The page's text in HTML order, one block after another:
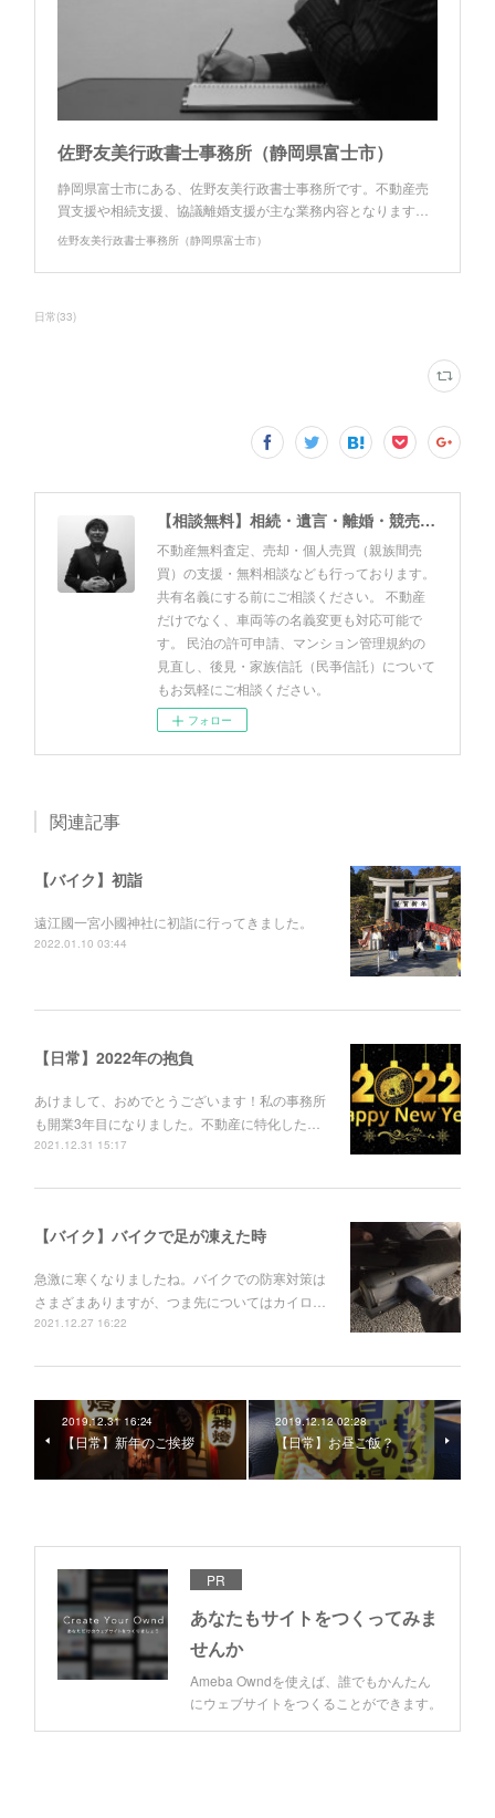
佐野友美行政書士事務所（静岡県富士市）
静岡県富士市にある、佐野友美行政書士事務所です。不動産売
買支援や相続支援、協議離婚支援が主な業務内容となります…
佐野友美行政書士事務所（静岡県富士市）
日常(33)
【相談無料】相続・遺言・離婚・競売・風営法・民泊申請・個人売買 佐野友美行政書士事務所（静岡県富士市）
不動産無料査定、売却・個人売買（親族間売
買）の支援・無料相談なども行っております。
共有名義にする前にご相談ください。 不動産
だけでなく、車両等の名義変更も対応可能で
す。 民泊の許可申請、マンション管理規約の
見直し、後見・家族信託（民亊信託）について
もお気軽にご相談ください。
フォロー
関連記事
【バイク】初詣
遠江國一宮小國神社に初詣に行ってきました。
2022.01.10 03:44
【日常】2022年の抱負
あけまして、おめでとうございます！私の事務所
も開業3年目になりました。不動産に特化した…
2021.12.31 15:17
【バイク】バイクで足が凍えた時
急激に寒くなりましたね。バイクでの防寒対策は
さまざまありますが、つま先についてはカイロ…
2021.12.27 16:22
2019.12.31 16:24
【日常】新年のご挨拶
2019.12.12 02:28
【日常】お昼ご飯？
PR
あなたもサイトをつくってみま
せんか
Ameba Owndを使えば、誰でもかんたん
にウェブサイトをつくることができます。